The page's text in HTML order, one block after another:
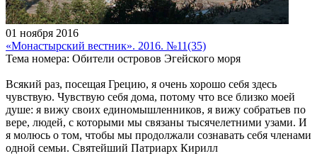
01 ноября 2016
«Монастырский вестник». 2016. №11(35)
Тема номера: Обители островов Эгейского моря
Всякий раз, посещая Грецию, я очень хорошо себя здесь
чувствую. Чувствую себя дома, потому что все близко моей
душе: я вижу своих единомышленников, я вижу собратьев по
вере, людей, с которыми мы связаны тысячелетними узами. И
я молюсь о том, чтобы мы продолжали сознавать себя членами
одной семьи. Святейший Патриарх Кирилл